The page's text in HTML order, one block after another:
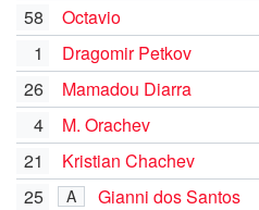
58 Octavio
1
Dragomir Petkov
26
Mamadou Diarra
4
M. Orachev
21
Kristian Chachev
25
A Gianni dos Santos